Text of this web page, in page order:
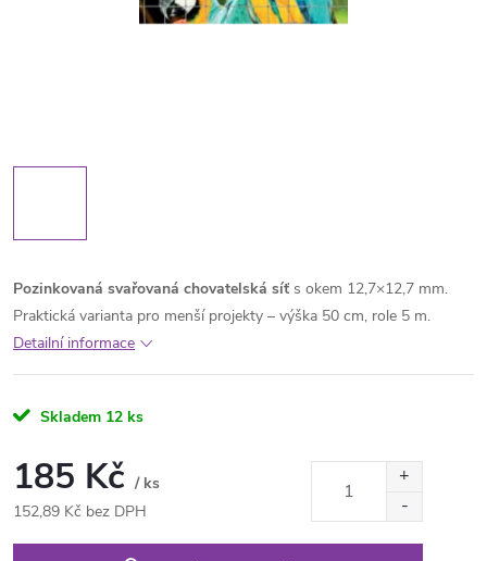
Pozinkovaná svařovaná chovatelská síť s okem 12,7×12,7 mm.
Praktická varianta pro menší projekty – výška 50 cm, role 5 m.
Detailní informace
Skladem 12 ks
185 Kč / ks
152,89 Kč bez DPH